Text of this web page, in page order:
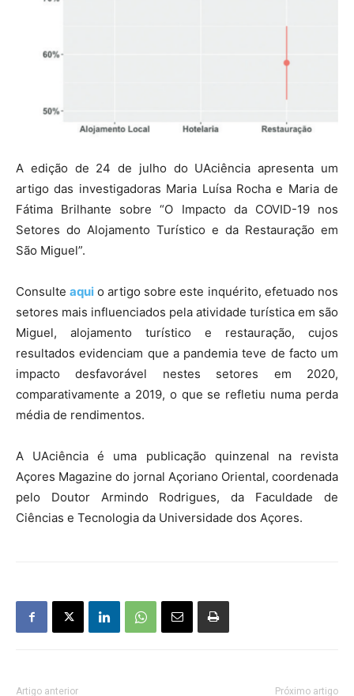
A edição de 24 de julho do UAciência apresenta um
artigo das investigadoras Maria Luísa Rocha e Maria de
Fátima Brilhante sobre “O Impacto da COVID-19 nos
Setores do Alojamento Turístico e da Restauração em
São Miguel”.
Consulteaqui o artigo sobre este inquérito, efetuado nos
setores mais influenciados pela atividade turística em são
Miguel, alojamento turístico e restauração, cujos
resultados evidenciam que a pandemia teve de facto um
impacto desfavorável nestes setores em 2020,
comparativamente a 2019, o que se refletiu numa perda
média de rendimentos.
A UAciência é uma publicação quinzenal na revista
Açores Magazine do jornal Açoriano Oriental, coordenada
pelo Doutor Armindo Rodrigues, da Faculdade de
Ciências e Tecnologia da Universidade dos Açores.
Artigo anterior Próximo artigo